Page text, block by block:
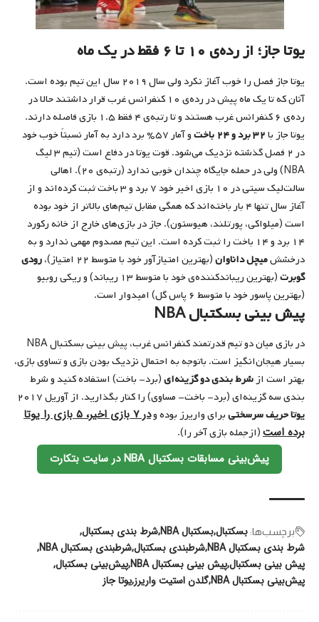
یوتا جاز؛ از رده‌ی ۱۰ تا ۶ فقط در یک ماه
یوتا جاز فصل را خوب آغاز نکرد ولی سال ۲۰۱۹ سال این تیم بوده است.
آنان که تا یک ماه پیش در رده‌ی ۱۰ کنفرانس غرب قرار داشتند حالا در
رده‌ی ۶ کنفرانس غرب هستند و تا رتبه‌ی ۴ فقط ۱.۵ بازی فاصله دارند.
یوتا جاز با۳۲ برد و ۲۴ باخت
و آمار ۵۷% برد دارد به آمار نسبتاً خوب خود
در ۲ فصل گذشته نزدیک می‌شود. قوت یوتا در دفاع است (تیم ۳ لیگ
NBA) ولی در حمله جایگاه چندان خوبی ندارد (رتبه‌ی ۲۰). اهالی
سالت‌لیک سیتی در ۱۰ بازی اخیر خود ۷ برد و ۳ باخت ثبت کرده‌اند و از
آغاز سال تنها ۴ بار باخته‌اند که همگی مقابل تیم‌های بالاتر از خود بوده
است (میلواکی، پورتلند، هیوستون). جاز در بازی‌های خارج از خانه رکورد
۱۴ برد و ۱۴ باخت را ثبت کرده است. این تیم مصدوم مهمی ندارد و به
درخششمیچل داناوان(بهترین امتیازآور خود با متوسط ۲۲ امتیاز)،
رودی
گوبرت
(بهترین ریباندکننده‌ی خود با متوسط ۱۳ ریباند) و ریکی روبیو
(بهترین پاسور خود با متوسط ۶ پاس گل) امیدوار است.
پیش بینی بسکتبال NBA
در بازی میان دو تیم قدرتمند کنفرانس غرب، پیش بینی بسکتبال NBA
بسیار هیجان‌انگیز است. باتوجه به احتمال نزدیک بودن بازی و تساوی بازی،
بهتر است ازشرط بندی دو گزینه‌ای(برد- باخت) استفاده کنید و شرط
بندی سه گزینه‌ای (برد- باخت- مساوی) را کنار بگذارید. از آوریل ۲۰۱۷
یوتا حریف سرسختیبرای واریرز بوده و
در ۷ بازی اخیر، ۵ بازی را یوتا
برده است(ازجمله بازی آخر را).
پیش‌بینی مسابقات بسکتبال NBA در سایت بتکارت
برچسب‌‌ها: بسکتبالبسکتبال‌ NBA
شرط بندی بسکتبال
شرط بندی بسکتبال NBA
شرطبندی بسکتبالشرطبندی بسکتبال NBA
پیش بینی بسکتبالپیش بینی بسکتبال NBA
پیش‌بینی بسکتبال
پیش‌بینی بسکتبال NBA
گلدن استیت واریرزیوتا جاز